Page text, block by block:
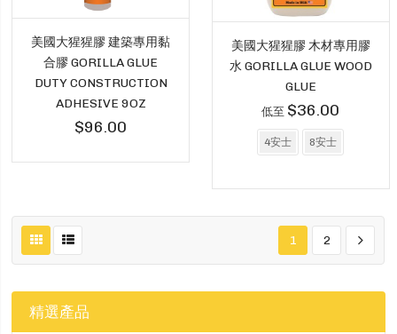
美國大猩猩膠 建築專用黏
合膠 GORILLA GLUE
DUTY CONSTRUCTION
ADHESIVE 9OZ
$96.00
美國大猩猩膠 木材專用膠
水 GORILLA GLUE WOOD
GLUE
低至 $36.00
4安士 8安士
1 2
精選產品